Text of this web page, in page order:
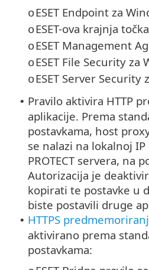
oESET Endpoint za
oESET-ova krajnja
oESET Management
oESET File Security za
oESET Server Security
• Pravilo aktivira HTTP
aplikacije. Prema
postavkama, host
se nalazi na lokalnoj IP
PROTECT servera, na
Autorizacija je
kopirati te postavke u
biste postavili druge
• HTTPS
aktivirano prema
postavkama: